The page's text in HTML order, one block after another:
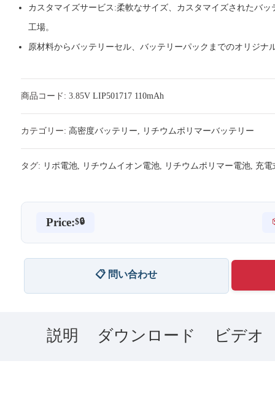
カスタマイズサービス:柔軟なサイズ、カスタマイズされたバ
工場。
原材料からバッテリーセル、バッテリーパックまでのオリジナ
商品コード: 3.85V LIP501717 110mAh
カテゴリー: 高密度バッテリー, リチウムポリマーバッテリー
タグ: リポ電池, リチウムイオン電池, リチウムポリマー電池, 充電
Price:$🔒
📋 問い合わせ
説明 ダウンロード ビデオ